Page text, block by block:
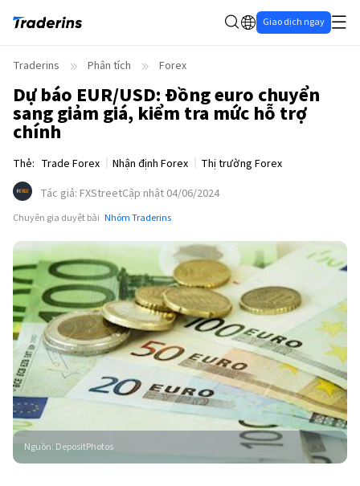
Giao dịch ngay
Traderins Phân tích Forex
Dự báo EUR/USD: Đồng euro chuyển
sang giảm giá, kiểm tra mức hỗ trợ
chính
Thẻ: Trade Forex Nhận định Forex
Thị trường Forex
Tác giả: FXStreetCập nhật 04/06/2024
Chuyên gia duyệt bài Nhóm Traderins
Nguồn: DepositPhotos